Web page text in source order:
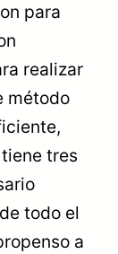
para
realizar
método
tres
todo el
a